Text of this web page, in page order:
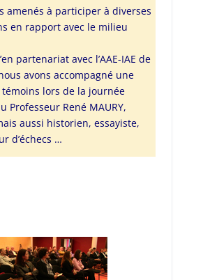
amenés à participer à diverses
en rapport avec le milieu
partenariat avec l’AAE-IAE de
avons accompagné une
lors de la journée
Professeur René MAURY,
aussi historien, essayiste,
d’échecs …